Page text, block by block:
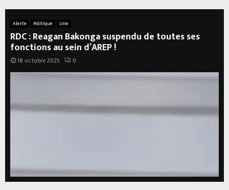
Alerte Politique Une
RDC : Reagan Bakonga suspendu de toutes ses
fonctions au sein d’AREP !
18 octobre 2025 0